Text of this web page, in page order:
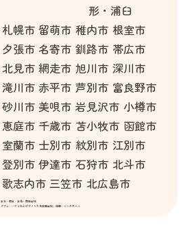
形・浦臼
札幌市 留萌市 稚内市 根室市
夕張市 名寄市 釧路市 帯広市
北見市 網走市 旭川市 深川市
滝川市 赤平市 芦別市 富良野市
砂川市 美唄市 岩見沢市 小樽市
恵庭市 千歳市 苫小牧市 函館市
室蘭市 士別市 紋別市 江別市
登別市 伊達市 石狩市 北斗市
歌志内市 三笠市 北広島市
東北・関東・東海・関西全域
グアム・ハワイおよびアメリカ合衆国全域・韓国・シンガポール